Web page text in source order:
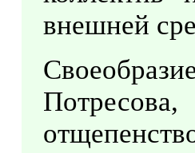
внешней